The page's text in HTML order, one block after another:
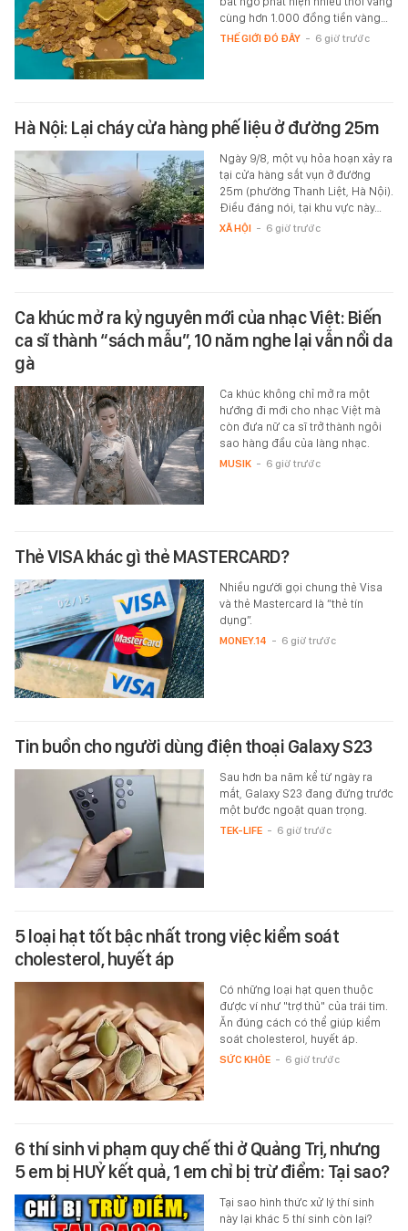
cùng hơn 1.000 đồng tiền vàng…
THẾ GIỚI ĐÓ ĐÂY - 6 giờ trước
Hà Nội: Lại cháy cửa hàng phế liệu ở đường 25m
Ngày 9/8, một vụ hỏa hoạn xảy ra
tại cửa hàng sắt vụn ở đường
25m (phường Thanh Liệt, Hà Nội).
Điều đáng nói, tại khu vực này…
XÃ HỘI - 6 giờ trước
Ca khúc mở ra kỷ nguyên mới của nhạc Việt: Biến
ca sĩ thành “sách mẫu”, 10 năm nghe lại vẫn nổi da
gà
Ca khúc không chỉ mở ra một
hướng đi mới cho nhạc Việt mà
còn đưa nữ ca sĩ trở thành ngôi
sao hàng đầu của làng nhạc.
MUSIK - 6 giờ trước
Thẻ VISA khác gì thẻ MASTERCARD?
Nhiều người gọi chung thẻ Visa
và thẻ Mastercard là “thẻ tín
dụng”.
MONEY.14 - 6 giờ trước
Tin buồn cho người dùng điện thoại Galaxy S23
Sau hơn ba năm kể từ ngày ra
mắt, Galaxy S23 đang đứng trước
một bước ngoặt quan trọng.
TEK-LIFE - 6 giờ trước
5 loại hạt tốt bậc nhất trong việc kiểm soát
cholesterol, huyết áp
Có những loại hạt quen thuộc
được ví như "trợ thủ" của trái tim.
Ăn đúng cách có thể giúp kiểm
soát cholesterol, huyết áp.
SỨC KHỎE - 6 giờ trước
6 thí sinh vi phạm quy chế thi ở Quảng Trị, nhưng
5 em bị HUỶ kết quả, 1 em chỉ bị trừ điểm: Tại sao?
Tại sao hình thức xử lý thí sinh
này lại khác 5 thí sinh còn lại?